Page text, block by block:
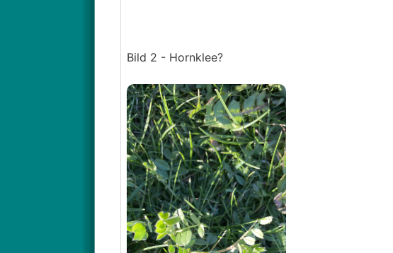
Bild 2 - Hornklee?